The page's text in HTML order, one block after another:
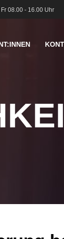
Fr 08.00 - 16.00 Uhr